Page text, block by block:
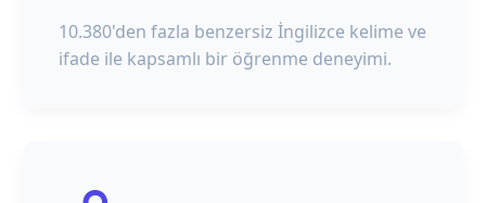
10.380'den fazla benzersiz İngilizce kelime ve
ifade ile kapsamlı bir öğrenme deneyimi.